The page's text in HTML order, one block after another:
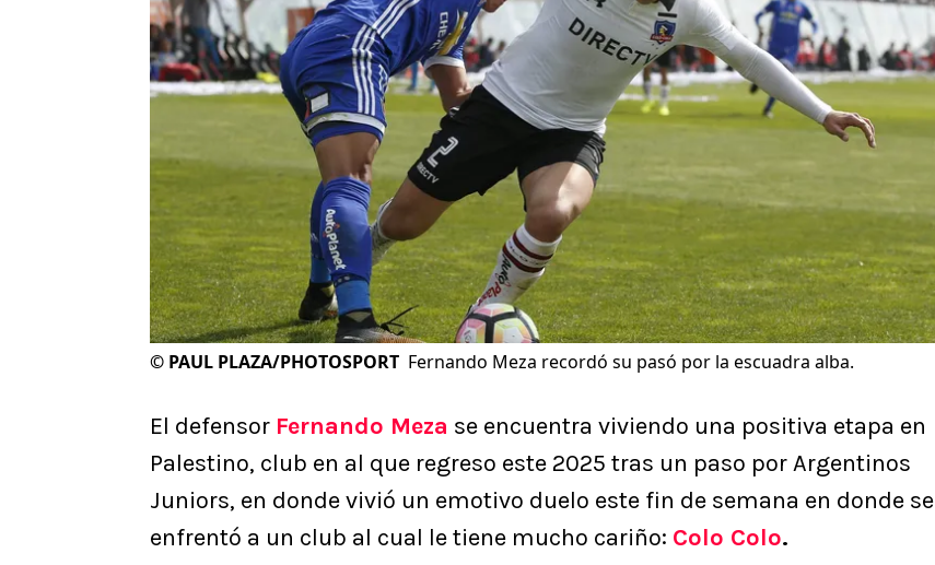
© PAUL PLAZA/PHOTOSPORT Fernando Meza recordó su pasó por la escuadra alba.
El defensor Fernando Meza se encuentra viviendo una positiva etapa en
Palestino, club en al que regreso este 2025 tras un paso por Argentinos
Juniors, en donde vivió un emotivo duelo este fin de semana en donde se
enfrentó a un club al cual le tiene mucho cariño: Colo Colo.